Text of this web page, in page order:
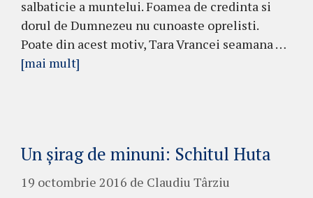
salbaticie a muntelui. Foamea de credinta si
dorul de Dumnezeu nu cunoaste oprelisti.
Poate din acest motiv, Tara Vrancei seamana …
[mai mult]
Un șirag de minuni: Schitul Huta
19 octombrie 2016 de Claudiu Târziu